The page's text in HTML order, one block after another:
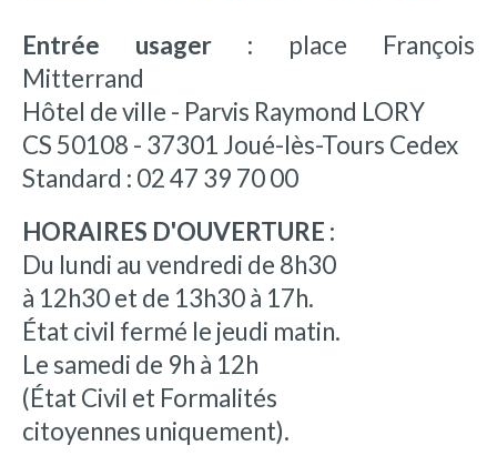
Entrée usager : place François
Mitterrand
Hôtel de ville - Parvis Raymond LORY
CS 50108 - 37301 Joué-lès-Tours Cedex
Standard : 02 47 39 70 00
HORAIRES D'OUVERTURE :
Du lundi au vendredi de 8h30
à 12h30 et de 13h30 à 17h.
État civil fermé le jeudi matin.
Le samedi de 9h à 12h
(État Civil et Formalités
citoyennes uniquement).